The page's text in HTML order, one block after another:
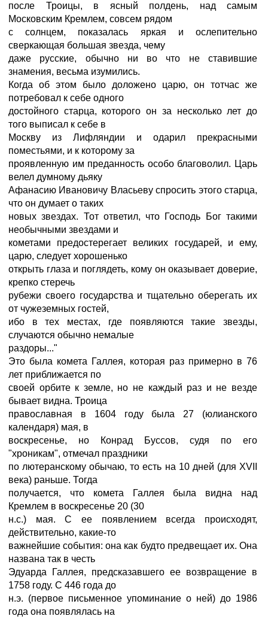
после Троицы, в ясный полдень, над самым
Московским Кремлем, совсем рядом
с солнцем, показалась яркая и ослепительно
сверкающая большая звезда, чему
даже русские, обычно ни во что не ставившие
знамения, весьма изумились.
Когда об этом было доложено царю, он тотчас же
потребовал к себе одного
достойного старца, которого он за несколько лет до
того выписал к себе в
Москву из Лифляндии и одарил прекрасными
поместьями, и к которому за
проявленную им преданность особо благоволил. Царь
велел думному дьяку
Афанасию Ивановичу Власьеву спросить этого старца,
что он думает о таких
новых звездах. Тот ответил, что Господь Бог такими
необычными звездами и
кометами предостерегает великих государей, и ему,
царю, следует хорошенько
открыть глаза и поглядеть, кому он оказывает доверие,
крепко стеречь
рубежи своего государства и тщательно оберегать их
от чужеземных гостей,
ибо в тех местах, где появляются такие звезды,
случаются обычно немалые
раздоры..."
Это была комета Галлея, которая раз примерно в 76
лет приближается по
своей орбите к земле, но не каждый раз и не везде
бывает видна. Троица
православная в 1604 году была 27 (юлианского
календаря) мая, в
воскресенье, но Конрад Буссов, судя по его
"хроникам", отмечал праздники
по лютеранскому обычаю, то есть на 10 дней (для XVII
века) раньше. Тогда
получается, что комета Галлея была видна над
Кремлем в воскресенье 20 (30
н.с.) мая. С ее появлением всегда происходят,
действительно, какие-то
важнейшие события: она как будто предвещает их. Она
названа так в честь
Эдуарда Галлея, предсказавшего ее возвращение в
1758 году. С 446 года до
н.э. (первое письменное упоминание о ней) до 1986
года она появлялась на